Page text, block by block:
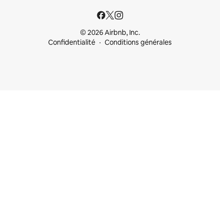
© 2026 Airbnb, Inc.
Confidentialité
Conditions générales